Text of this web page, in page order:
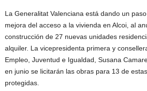
La Generalitat Valenciana está dando un
mejora del acceso a la vivienda en Alcoi, al
construcción de 27 nuevas unidades
alquiler. La vicepresidenta primera y
Empleo, Juventud e Igualdad, Susana
en junio se licitarán las obras para 13 de
protegidas.